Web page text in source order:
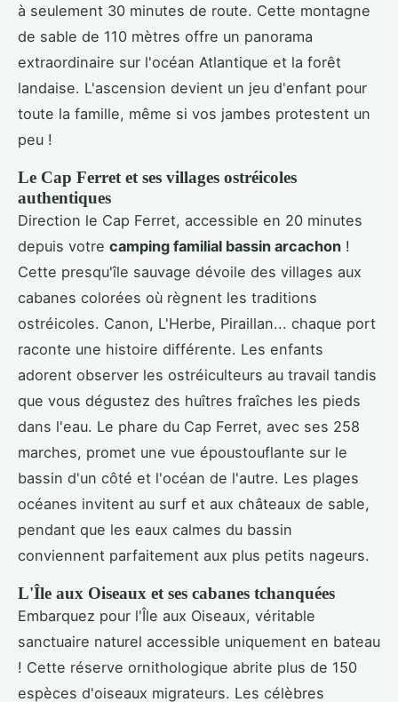
à seulement 30 minutes de route. Cette montagne
de sable de 110 mètres offre un panorama
extraordinaire sur l'océan Atlantique et la forêt
landaise. L'ascension devient un jeu d'enfant pour
toute la famille, même si vos jambes protestent un
peu !
Le Cap Ferret et ses villages ostréicoles
authentiques
Direction le Cap Ferret, accessible en 20 minutes
depuis votre camping familial bassin arcachon !
Cette presqu'île sauvage dévoile des villages aux
cabanes colorées où règnent les traditions
ostréicoles. Canon, L'Herbe, Piraillan... chaque port
raconte une histoire différente. Les enfants
adorent observer les ostréiculteurs au travail tandis
que vous dégustez des huîtres fraîches les pieds
dans l'eau. Le phare du Cap Ferret, avec ses 258
marches, promet une vue époustouflante sur le
bassin d'un côté et l'océan de l'autre. Les plages
océanes invitent au surf et aux châteaux de sable,
pendant que les eaux calmes du bassin
conviennent parfaitement aux plus petits nageurs.
L'Île aux Oiseaux et ses cabanes tchanquées
Embarquez pour l'Île aux Oiseaux, véritable
sanctuaire naturel accessible uniquement en bateau
! Cette réserve ornithologique abrite plus de 150
espèces d'oiseaux migrateurs. Les célèbres